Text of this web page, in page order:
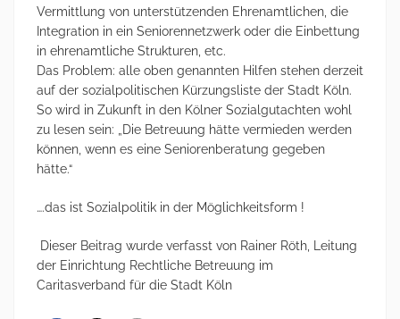
Vermittlung von unterstützenden Ehrenamtlichen, die
Integration in ein Seniorennetzwerk oder die Einbettung
in ehrenamtliche Strukturen, etc.
Das Problem: alle oben genannten Hilfen stehen derzeit
auf der sozialpolitischen Kürzungsliste der Stadt Köln.
So wird in Zukunft in den Kölner Sozialgutachten wohl
zu lesen sein: „Die Betreuung hätte vermieden werden
können, wenn es eine Seniorenberatung gegeben
hätte.“
….das ist Sozialpolitik in der Möglichkeitsform !
Dieser Beitrag wurde verfasst von Rainer Röth, Leitung
der Einrichtung Rechtliche Betreuung im
Caritasverband für die Stadt Köln